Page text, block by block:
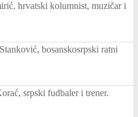
hrvatski kolumnist, muzičar i
bosanskosrpski ratni
srpski fudbaler i trener.